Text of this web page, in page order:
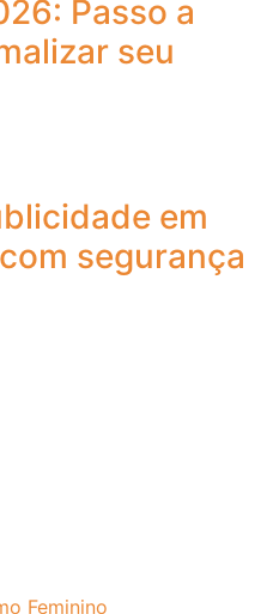
Passo a
seu
em
segurança